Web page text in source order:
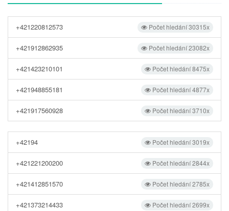
Počet hledání 30315x
+421220812573
Počet hledání 23082x
+421912862935
Počet hledání 8475x
+421423210101
Počet hledání 4877x
+421948855181
Počet hledání 3710x
+421917560928
Počet hledání 3019x
+42194
Počet hledání 2844x
+421221200200
Počet hledání 2785x
+421412851570
Počet hledání 2699x
+421373214433